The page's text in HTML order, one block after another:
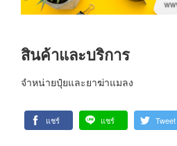
สินค้าและบริการ
จำหน่ายปุ๋ยและยาฆ่าแมลง
แชร์ แชร์ Tweet